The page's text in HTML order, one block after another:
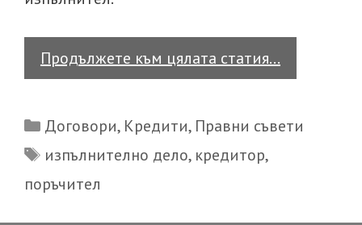
Продължете към цялата статия…
на
на
Categories
Договори, Кредити, Правни съвети
Tags
изпълнително дело, кредитор,
поръчител